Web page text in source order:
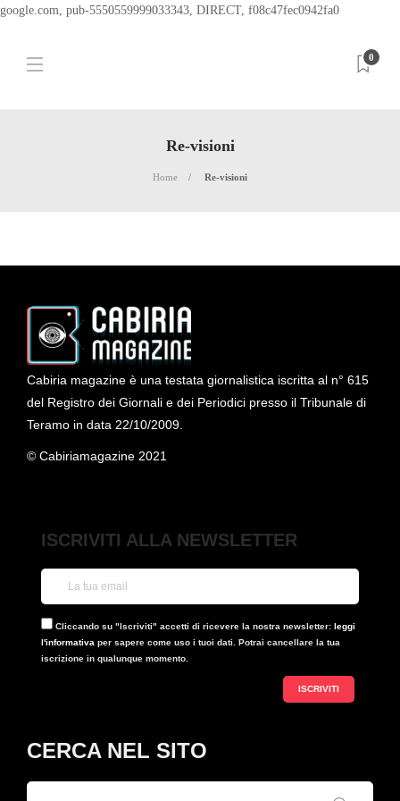
google.com, pub-5550559999033343, DIRECT, f08c47fec0942fa0
0
Re-visioni
Home Re-visioni
Cabiria magazine è una testata giornalistica iscritta al n° 615
del Registro dei Giornali e dei Periodici presso il Tribunale di
Teramo in data 22/10/2009.
© Cabiriamagazine 2021
ISCRIVITI ALLA NEWSLETTER
Cliccando su "Iscriviti" accetti di ricevere la nostra newsletter: leggi
l'informativa per sapere come uso i tuoi dati. Potrai cancellare la tua
iscrizione in qualunque momento.
CERCA NEL SITO